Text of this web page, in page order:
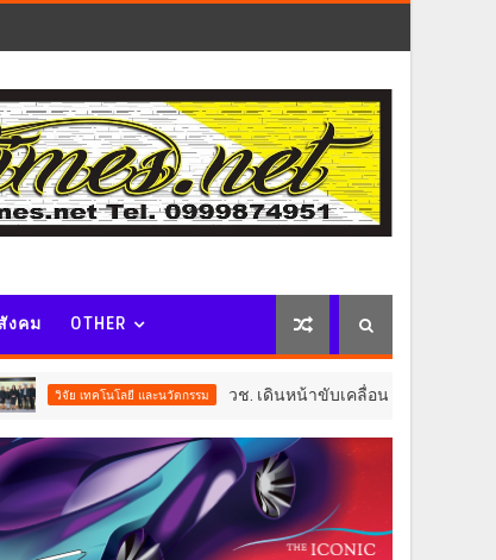
งคม OTHER
ละนวัตกรรม วช. เดินหน้าขับเคลื่อน “รางวัลธัชชา” ยกย่องผู้สร้างคุ